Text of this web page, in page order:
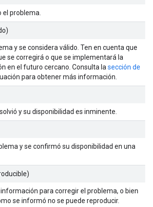
el problema.
y se considera válido. Ten en cuenta que
se corregirá o que se implementará la
en el futuro cercano. Consulta la sección de
para obtener más información.
y su disponibilidad es inminente.
y se confirmó su disponibilidad en una
para corregir el problema, o bien
se informó no se puede reproducir.